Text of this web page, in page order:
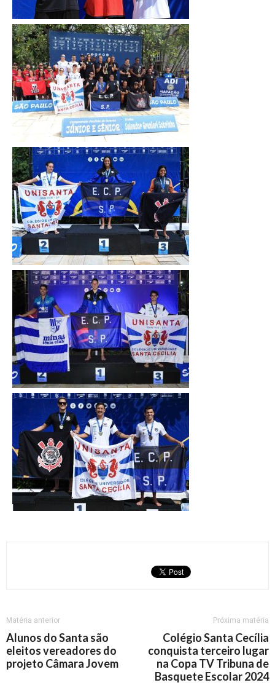
Matéria anterior
Alunos do Santa são
eleitos vereadores do
projeto Câmara Jovem
Próxima matéria
Colégio Santa Cecília
conquista terceiro lugar
na Copa TV Tribuna de
Basquete Escolar 2024